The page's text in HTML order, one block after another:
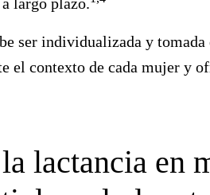
ser individualizada y
el contexto de cada mujer y
lactancia en